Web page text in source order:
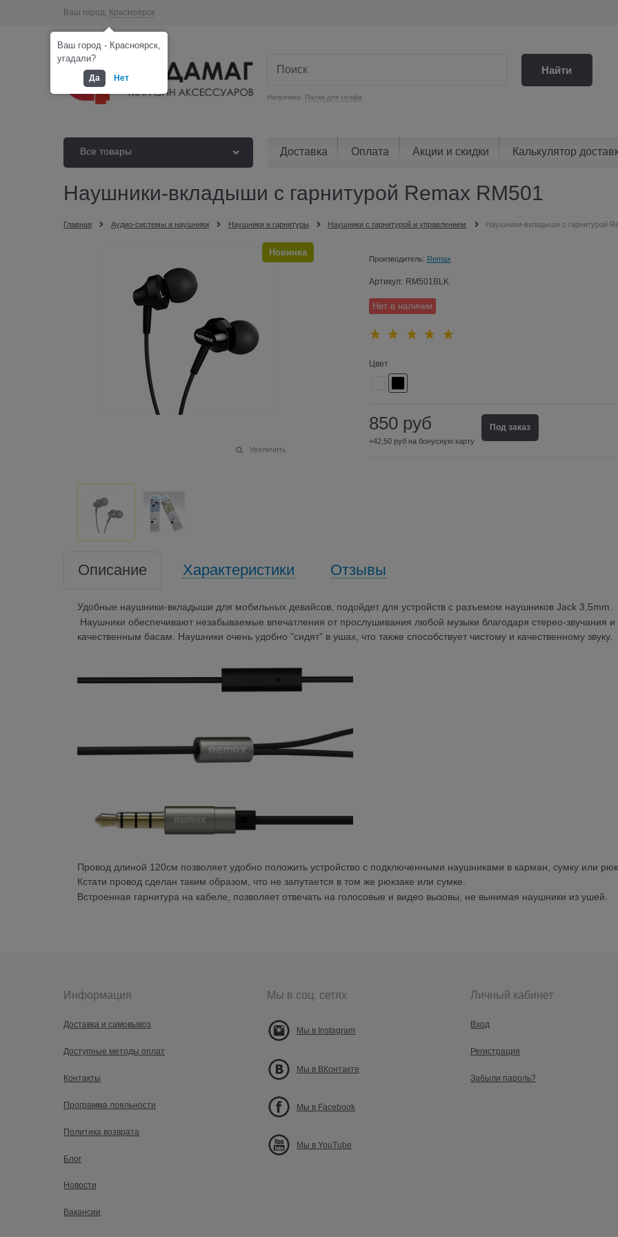
Ваш город: Красноярск
Например: Палка для селфи
Найти
Все товары Доставка Оплата Акции и скидки Калькулятор
Наушники-вкладыши с гарнитурой Remax RM501
Главная Аудио-системы и наушники Наушники и гарнитуры Наушники с гарнитурой и управлением Наушники-вкладыши с гарнитурой
Новинка
Увеличить
Производитель: Remax
Артикул: RM501BLK
Нет в наличии
Цвет
850 руб
+42,50 руб на бонусную карту
Под заказ
Описание Характеристики Отзывы
Удобные наушники-вкладыши для мобильных девайсов, подойдет для устройств с разъемом наушников Jack 3,5mm.
Наушники обеспечивают незабываемые впечатления от прослушивания любой музыки благодаря стерео-звучания и
качественным басам. Наушники очень удобно "сидят" в ушах, что также способствует чистому и качественному звуку.
Провод длиной 120см позволяет удобно положить устройство с подключенными наушниками в карман, сумку или
Кстати провод сделан таким образом, что не запутается в том же рюкзаке или сумке.
Встроенная гарнитура на кабеле, позволяет отвечать на голосовые и видео вызовы, не вынимая наушники из ушей.
Информация
Доставка и самовывоз
Доступные методы оплат
Контакты
Программа лояльности
Политика возврата
Блог
Новости
Вакансии
Мы в соц. сетях
Мы в Instagram
Мы в ВКонтакте
Мы в Facebook
Мы в YouTube
Личный кабинет
Вход
Регистрация
Забыли пароль?
Ваш город - Красноярск,
угадали?
Да Нет